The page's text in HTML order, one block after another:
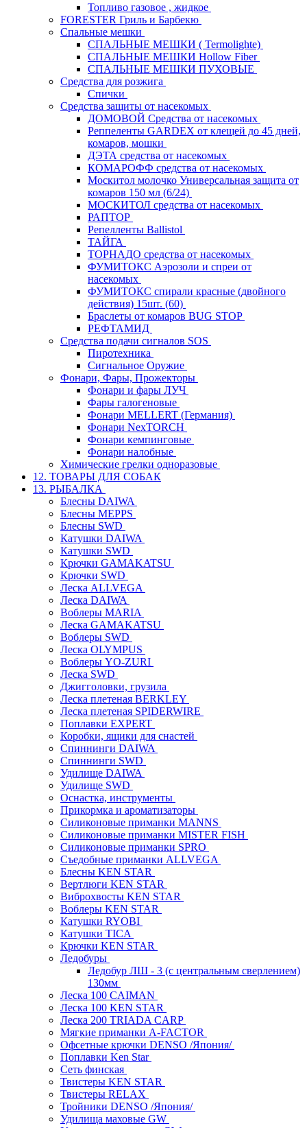
Топливо газовое , жидкое
FORESTER Гриль и Барбекю
Спальные мешки
СПАЛЬНЫЕ МЕШКИ ( Termolighte)
СПАЛЬНЫЕ МЕШКИ Hollow Fiber
СПАЛЬНЫЕ МЕШКИ ПУХОВЫЕ
Средства для розжига
Спички
Средства защиты от насекомых
ДОМОВОЙ Средства от насекомых
Реппеленты GARDEX от клещей до 45 дней,
комаров, мошки
ДЭТА средства от насекомых
КОМАРОФФ средства от насекомых
Москитол молочко Универсальная защита от
комаров 150 мл (6/24)
МОСКИТОЛ средства от насекомых
РАПТОР
Репелленты Ballistol
ТАЙГА
ТОРНАДО средства от насекомых
ФУМИТОКС Аэрозоли и спреи от
насекомых
ФУМИТОКС спирали красные (двойного
действия) 15шт. (60)
Браслеты от комаров BUG STOP
РЕФТАМИД
Средства подачи сигналов SOS
Пиротехника
Сигнальное Оружие
Фонари, Фары, Прожекторы
Фонари и фары ЛУЧ
Фары галогеновые
Фонари MELLERT (Германия)
Фонари NexTORCH
Фонари кемпинговые
Фонари налобные
Химические грелки одноразовые
12. ТОВАРЫ ДЛЯ СОБАК
13. РЫБАЛКА
Блесны DAIWA
Блесны MEPPS
Блесны SWD
Катушки DAIWA
Катушки SWD
Крючки GAMAKATSU
Крючки SWD
Леска ALLVEGA
Леска DAIWA
Воблеры MARIA
Леска GAMAKATSU
Воблеры SWD
Леска OLYMPUS
Воблеры YO-ZURI
Леска SWD
Джигголовки, грузила
Леска плетеная BERKLEY
Леска плетеная SPIDERWIRE
Поплавки EXPERT
Коробки, ящики для снастей
Спиннинги DAIWA
Спиннинги SWD
Удилище DAIWA
Удилище SWD
Оснастка, инструменты
Прикормка и ароматизаторы
Силиконовые приманки MANNS
Силиконовые приманки MISTER FISH
Силиконовые приманки SPRO
Съедобные приманки ALLVEGA
Блесны KEN STAR
Вертлюги KEN STAR
Виброхвосты KEN STAR
Воблеры KEN STAR
Катушки RYOBI
Катушки TICA
Крючки KEN STAR
Ледобуры
Ледобур ЛШ - 3 (с центральным сверлением)
130мм
Леска 100 CAIMAN
Леска 100 KEN STAR
Леска 200 TRIADA CARP
Мягкие приманки A-FACTOR
Офсетные крючки DENSO /Япония/
Поплавки Ken Star
Сеть финская
Твистеры KEN STAR
Твистеры RELAX
Тройники DENSO /Япония/
Удилища маховые GW